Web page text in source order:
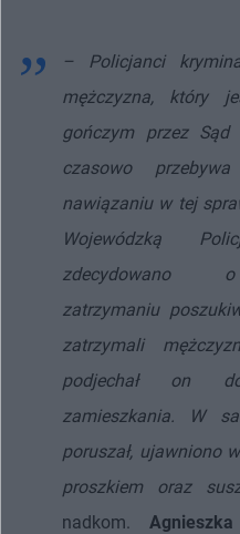
– Policjanci
mężczyzna, który
gończym przez Sąd
czasowo
nawiązaniu w tej
Wojewódzką
zdecydowano
zatrzymaniu
zatrzymali
podjechał on
zamieszkania. W
poruszał, ujawniono
proszkiem oraz
nadkom.